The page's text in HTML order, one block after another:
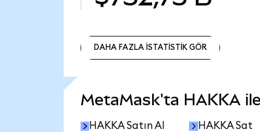
DAHA FAZLA İSTATİSTİK GÖR
MetaMask'ta HAKKA ile
HAKKA Satın Al HAKKA Sat